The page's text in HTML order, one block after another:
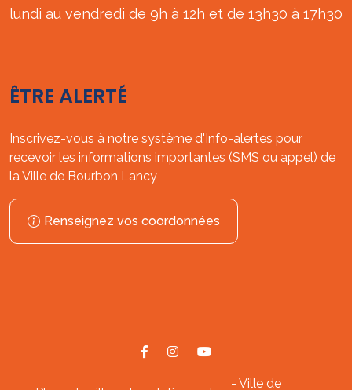
lundi au vendredi de 9h à 12h et de 13h30 à 17h30
ÊTRE ALERTÉ
Inscrivez-vous à notre système d'Info-alertes pour
recevoir les informations importantes (SMS ou appel) de
la Ville de Bourbon Lancy
Renseignez vos coordonnées
- Ville de